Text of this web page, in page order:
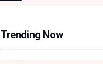
Trending Now